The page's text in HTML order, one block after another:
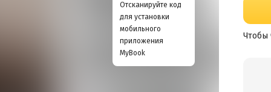
Отсканируйте код
для установки
мобильного
приложения
MyBook
Чтобы